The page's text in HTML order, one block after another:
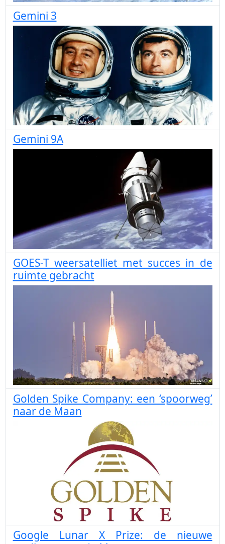
Gemini 3
Gemini 9A
GOES-T weersatelliet met succes in de
ruimte gebracht
Golden Spike Company: een ‘spoorweg’
naar de Maan
Google Lunar X Prize: de nieuwe